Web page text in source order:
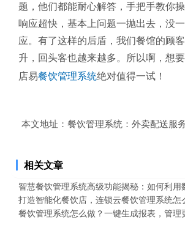
题，他们都能耐心解答，手把手教你
响应超快，基本上问题一抛出去，没
应。有了这样的后盾，我们餐馆的顾
升，回头客也越来越多。所以啊，想
店易餐饮管理系统绝对值得一试！
本文地址： 餐饮管理系统：外卖配送服
相关文章
智慧餐饮管理系统高级功能揭秘：如何利用
打造智能化餐饮店，连锁云餐饮管理系统怎
餐饮管理系统怎么做？一键生成报表，管理